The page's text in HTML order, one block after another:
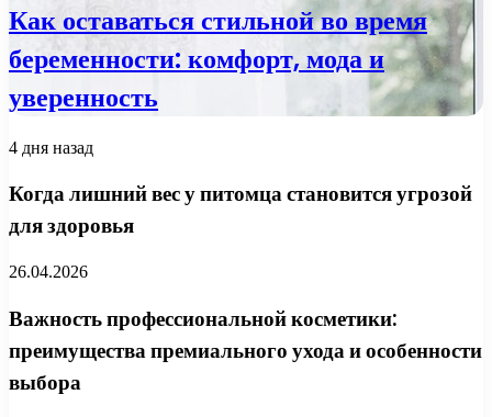
Как оставаться стильной во время
беременности: комфорт, мода и
уверенность
4 дня назад
Когда лишний вес у питомца становится угрозой
для здоровья
26.04.2026
Важность профессиональной косметики:
преимущества премиального ухода и особенности
выбора